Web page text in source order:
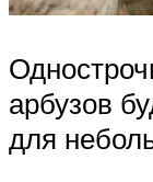
арбузов
для